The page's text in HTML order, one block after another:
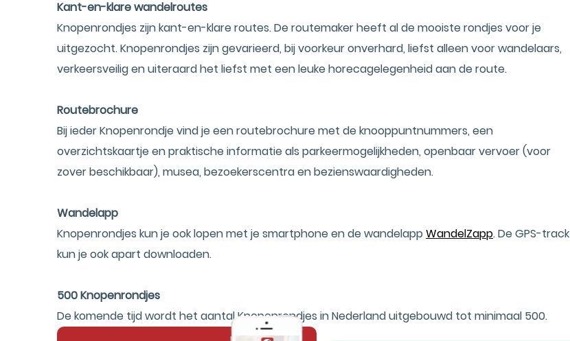
Kant-en-klare wandelroutes
Knopenrondjes zijn kant-en-klare routes. De routemaker heeft al de mooiste rondjes voor je
uitgezocht. Knopenrondjes zijn gevarieerd, bij voorkeur onverhard, liefst alleen voor wandelaars,
verkeersveilig en uiteraard het liefst met een leuke horecagelegenheid aan de route.
Routebrochure
Bij ieder Knopenrondje vind je een routebrochure met de knooppuntnummers, een
overzichtskaartje en praktische informatie als parkeermogelijkheden, openbaar vervoer (voor
zover beschikbaar), musea, bezoekerscentra en bezienswaardigheden.
Wandelapp
Knopenrondjes kun je ook lopen met je smartphone en de wandelapp WandelZapp. De GPS-track
kun je ook apart downloaden.
500 Knopenrondjes
De komende tijd wordt het aantal Knopenrondjes in Nederland uitgebouwd tot minimaal 500.